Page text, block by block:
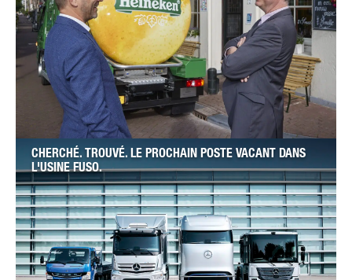
CHERCHÉ. TROUVÉ. LE PROCHAIN POSTE VACANT DANS
L'USINE FUSO.